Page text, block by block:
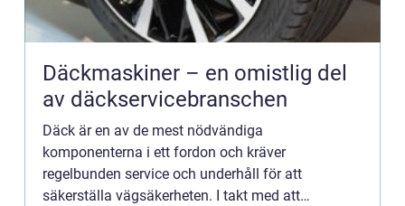
Däckmaskiner – en omistlig del
av däckservicebranschen
Däck är en av de mest nödvändiga
komponenterna i ett fordon och kräver
regelbunden service och underhåll för att
säkerställa vägsäkerheten. I takt med att